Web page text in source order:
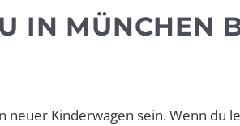
IN MÜNCHEN
Kinderwagen sein. Wenn du